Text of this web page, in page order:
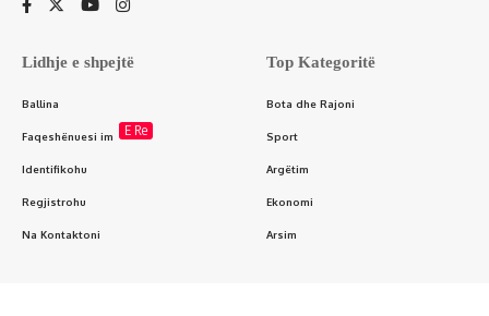
Lidhje e shpejtë
Ballina
Faqeshënuesi im E Re
Identifikohu
Regjistrohu
Na Kontaktoni
Top Kategoritë
Bota dhe Rajoni
Sport
Argëtim
Ekonomi
Arsim